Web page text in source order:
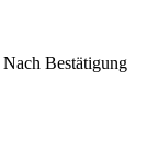
Nach Bestätigung